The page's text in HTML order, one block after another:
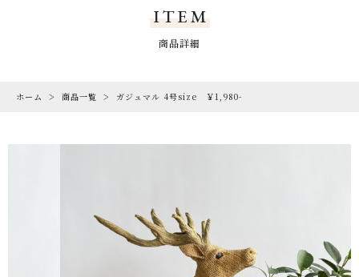
RARE
CAMPAIGN
ITEM
商品詳細
ホーム 商品一覧 ガジュマル 4号size ￥1,980-
【トキメキコーヒー1袋】
カートを確認する